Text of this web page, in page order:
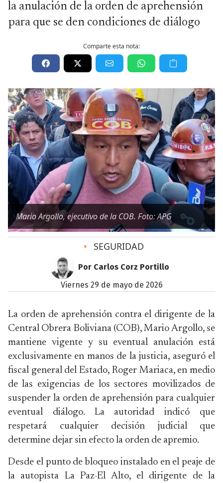
la anulación de la orden de aprehensión
para que se den condiciones de diálogo
Comparte esta nota:
Mario Argollo, ejecutivo de la COB. Foto: APG
• SEGURIDAD
Por Carlos Corz Portillo
viernes 29 de mayo de 2026
La orden de aprehensión contra el dirigente de la
Central Obrera Boliviana (COB), Mario Argollo, se
mantiene vigente y su eventual anulación está
exclusivamente en manos de la justicia, aseguró el
fiscal general del Estado, Roger Mariaca, en medio
de las exigencias de los sectores movilizados de
suspender la orden de aprehensión para cualquier
eventual diálogo. La autoridad indicó que
respetará cualquier decisión judicial que
determine dejar sin efecto la orden de apremio.
Desde el punto de bloqueo instalado en el peaje de
la autopista La Paz-El Alto, el dirigente de la